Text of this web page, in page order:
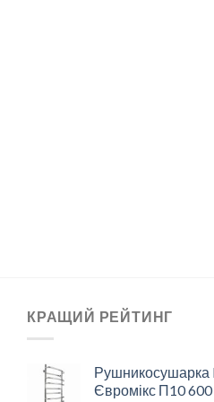
КРАЩИЙ РЕЙТИНГ
Рушникосушарка
Євромікс П10 600